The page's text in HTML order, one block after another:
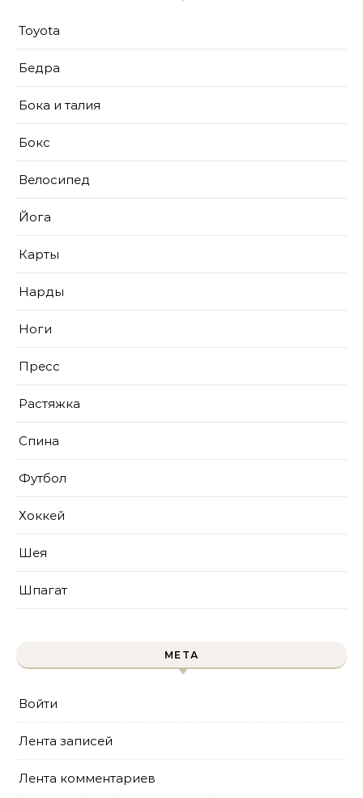
Toyota
Бедра
Бока и талия
Бокс
Велосипед
Йога
Карты
Нарды
Ноги
Пресс
Растяжка
Спина
Футбол
Хоккей
Шея
Шпагат
МЕТА
Войти
Лента записей
Лента комментариев